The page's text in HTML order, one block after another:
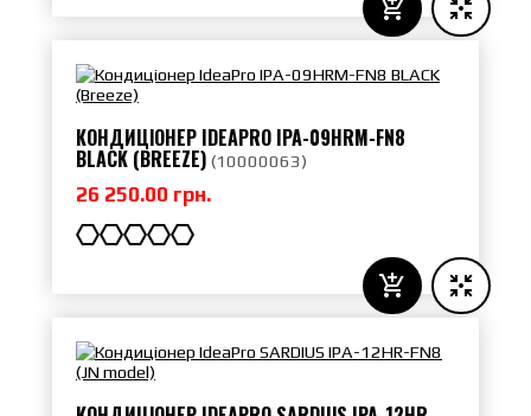
КОНДИЦІОНЕР IDEAPRO IPA-09HRM-FN8
BLACK (BREEZE) (10000063)
26 250.00 грн.